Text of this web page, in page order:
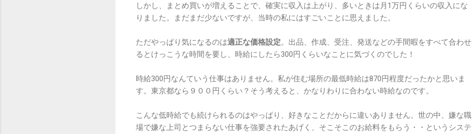
しかし、まとめ買いが増えることで、確実に収入は上がり、多いときは月1万円くらいの収入にな
りました。まだまだ少ないですが、当時の私にはすごいことに思えました。
ただやっぱり気になるのは適正な価格設定。出品、作成、受注、発送などの手間暇をすべて合わせ
るとけっこうな時間を要し、時給にしたら300円くらいなことに気づくのでした！
時給300円なんていう仕事はありません。私が住む場所の最低時給は870円程度だったかと思いま
す。東京都なら９００円くらい？そう考えると、かなりわりに合わない時給なのです。
こんな低時給でも続けられるのはやっぱり、好きなことだからに違いありません。世の中、嫌な職
場で嫌な上司とつまらない仕事を強要されたあげく、そこそこのお給料をもらう・・というシステ